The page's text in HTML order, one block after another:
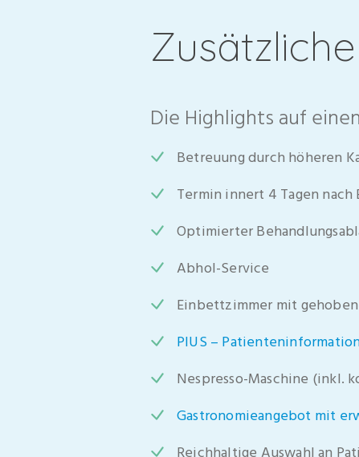
Die Highlights auf
Betreuung durch höheren
Termin innert 4 Tagen nach
Optimierter
Abhol-Service
Einbettzimmer mit
PIUS –
Nespresso-Maschine (inkl.
Gastronomieangebot mit